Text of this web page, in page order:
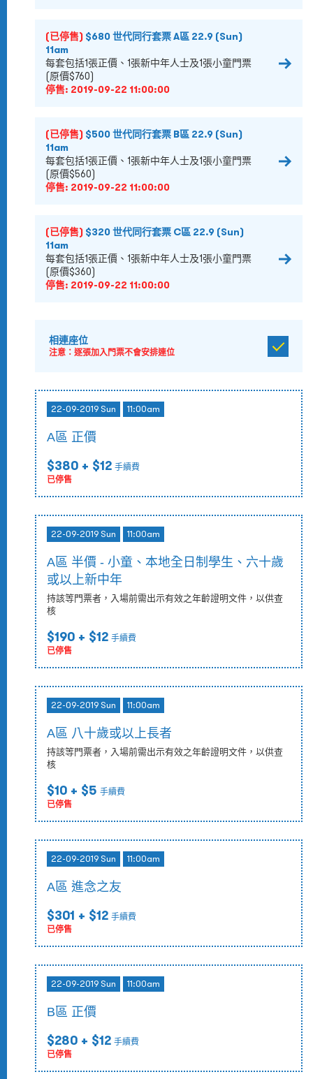
(已停售) $680 世代同行套票 A區 22.9 (Sun)
11am
每套包括1張正價、1張新中年人士及1張小童門票
(原價$760)
停售: 2019-09-22 11:00:00
(已停售) $500 世代同行套票 B區 22.9 (Sun)
11am
每套包括1張正價、1張新中年人士及1張小童門票
(原價$560)
停售: 2019-09-22 11:00:00
(已停售) $320 世代同行套票 C區 22.9 (Sun)
11am
每套包括1張正價、1張新中年人士及1張小童門票
(原價$360)
停售: 2019-09-22 11:00:00
相連座位
注意：逐張加入門票不會安排連位
22-09-2019 Sun 11:00am
A區 正價
$380 + $12 手續費
已停售
22-09-2019 Sun 11:00am
A區 半價 - 小童、本地全日制學生、六十歲
或以上新中年
持該等門票者，入場前需出示有效之年齡證明文件，以供查
核
$190 + $12 手續費
已停售
22-09-2019 Sun 11:00am
A區 八十歲或以上長者
持該等門票者，入場前需出示有效之年齡證明文件，以供查
核
$10 + $5 手續費
已停售
22-09-2019 Sun 11:00am
A區 進念之友
$301 + $12 手續費
已停售
22-09-2019 Sun 11:00am
B區 正價
$280 + $12 手續費
已停售